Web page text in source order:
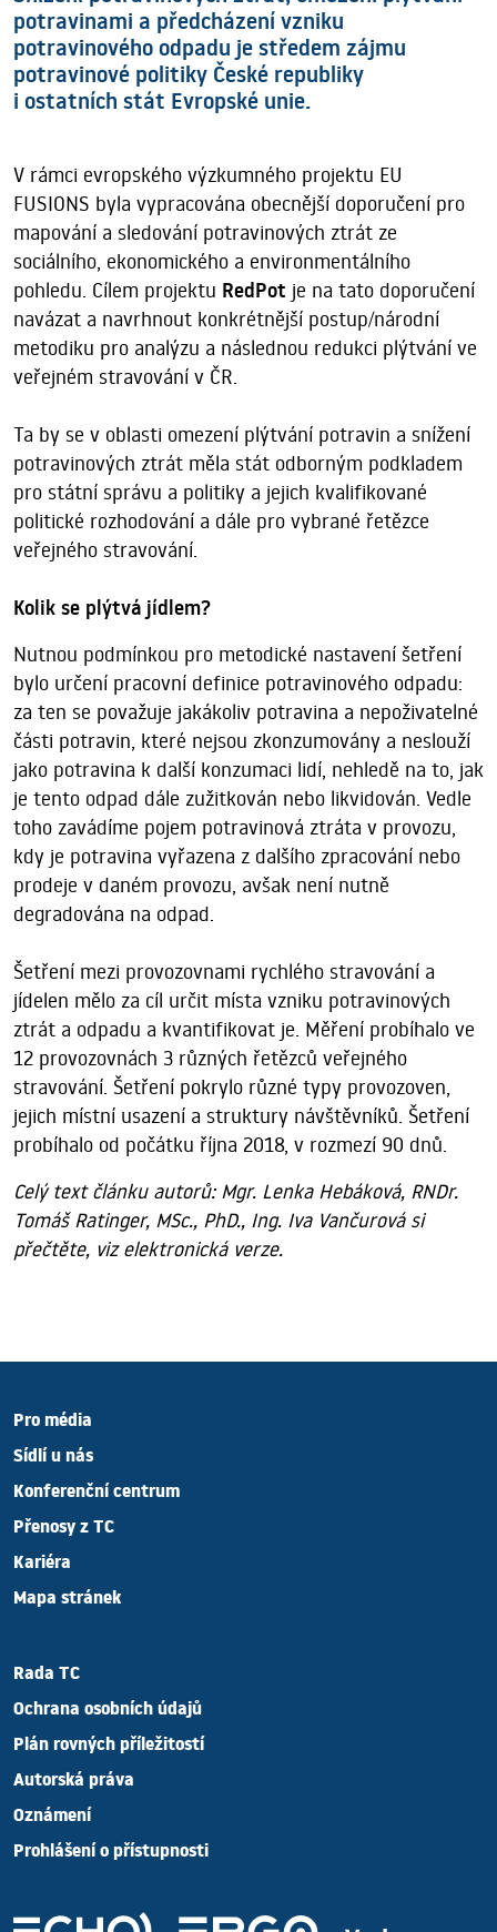
potravinami a předcházení vzniku
potravinového odpadu je středem zájmu
potravinové politiky České republiky
i ostatních stát Evropské unie.
V rámci evropského výzkumného projektu EU
FUSIONS byla vypracována obecnější doporučení pro
mapování a sledování potravinových ztrát ze
sociálního, ekonomického a environmentálního
pohledu. Cílem projektu RedPot je na tato doporučení
navázat a navrhnout konkrétnější postup/národní
metodiku pro analýzu a následnou redukci plýtvání ve
veřejném stravování v ČR.
Ta by se v oblasti omezení plýtvání potravin a snížení
potravinových ztrát měla stát odborným podkladem
pro státní správu a politiky a jejich kvalifikované
politické rozhodování a dále pro vybrané řetězce
veřejného stravování.
Kolik se plýtvá jídlem?
Nutnou podmínkou pro metodické nastavení šetření
bylo určení pracovní definice potravinového odpadu:
za ten se považuje jakákoliv potravina a nepoživatelné
části potravin, které nejsou zkonzumovány a neslouží
jako potravina k další konzumaci lidí, nehledě na to, jak
je tento odpad dále zužitkován nebo likvidován. Vedle
toho zavádíme pojem potravinová ztráta v provozu,
kdy je potravina vyřazena z dalšího zpracování nebo
prodeje v daném provozu, avšak není nutně
degradována na odpad.
Šetření mezi provozovnami rychlého stravování a
jídelen mělo za cíl určit místa vzniku potravinových
ztrát a odpadu a kvantifikovat je. Měření probíhalo ve
12 provozovnách 3 různých řetězců veřejného
stravování. Šetření pokrylo různé typy provozoven,
jejich místní usazení a struktury návštěvníků. Šetření
probíhalo od počátku října 2018, v rozmezí 90 dnů.
Celý text článku autorů: Mgr. Lenka Hebáková, RNDr.
Tomáš Ratinger, MSc., PhD., Ing. Iva Vančurová si
přečtěte, viz elektronická verze.
Pro média
Sídlí u nás
Konferenční centrum
Přenosy z TC
Kariéra
Mapa stránek
Rada TC
Ochrana osobních údajů
Plán rovných příležitostí
Autorská práva
Oznámení
Prohlášení o přístupnosti